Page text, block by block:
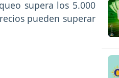
supera los 5.000
pueden superar